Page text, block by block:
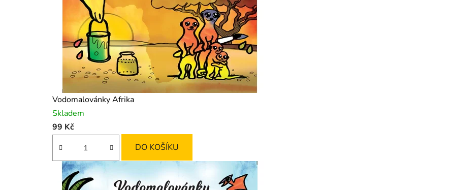
Vodomalovánky Afrika
Skladem
99 Kč
DO KOŠÍKU